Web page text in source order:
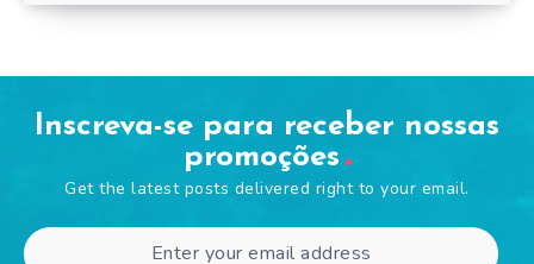
Inscreva-se para receber nossas
promoções
Get the latest posts delivered right to your email.